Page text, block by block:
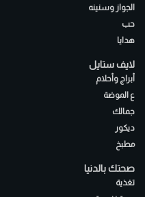
الجواز وسنينه
حب
هدايا
لايف ستايل
أبراج وأحلام
ع الموضة
جمالك
ديكور
مطبخ
صحتك بالدنيا
تغذية